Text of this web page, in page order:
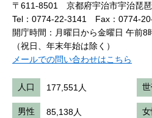
〒611-8501 京都府宇治市宇治琵
Tel：0774-22-3141
Fax：0774-
開庁時間：月曜日から金曜日 午前8
（祝日、年末年始は除く）
メールでの問い合わせはこちら
人口 177,551人
男性 85,138人 女